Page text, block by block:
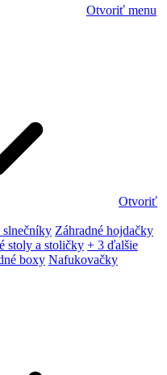
Otvoriť menu
Otvoriť
slnečníky Záhradné hojdačky
stoly a stoličky + 3 ďalšie
boxy Nafukovačky